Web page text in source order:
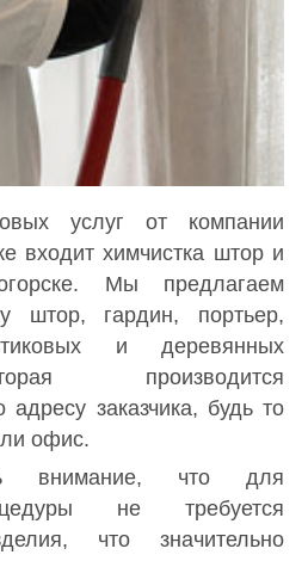
услуг от компании
входит химчистка штор и
Мы предлагаем
штор, гардин, портьер,
и деревянных
производится
адресу заказчика, будь то
офис.
внимание, что для
не требуется
что значительно